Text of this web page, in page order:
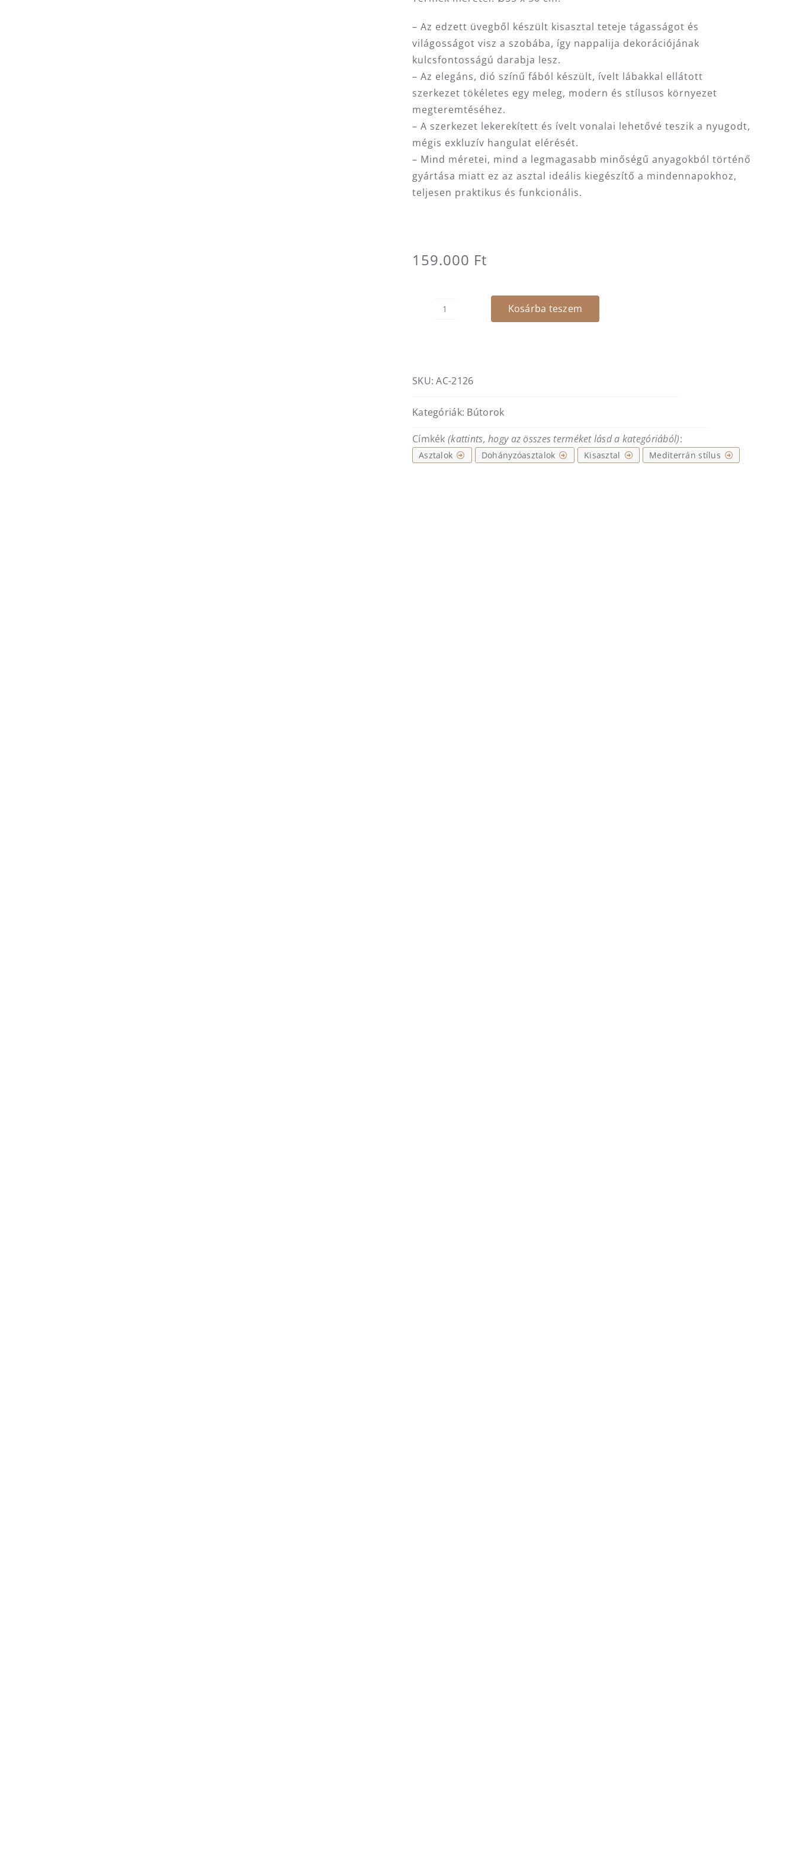
– Az edzett üvegből készült kisasztal teteje tágasságot és
világosságot visz a szobába, így nappalija dekorációjának
kulcsfontosságú darabja lesz.
– Az elegáns, dió színű fából készült, ívelt lábakkal ellátott
szerkezet tökéletes egy meleg, modern és stílusos környezet
megteremtéséhez.
– A szerkezet lekerekített és ívelt vonalai lehetővé teszik a nyugodt,
mégis exkluzív hangulat elérését.
– Mind méretei, mind a legmagasabb minőségű anyagokból történő
gyártása miatt ez az asztal ideális kiegészítő a mindennapokhoz,
teljesen praktikus és funkcionális.
159.000 Ft
Cristal
Kosárba teszem
SKU:AC-2126
Kategóriák: Bútorok
Címkék (kattints, hogy az összes terméket lásd a kategóriából):
Asztalok Dohányzóasztalok Kisasztal Mediterrán stílus